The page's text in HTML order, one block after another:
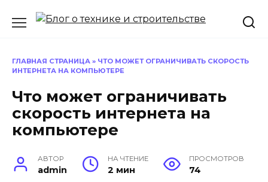
ГЛАВНАЯ СТРАНИЦА » ЧТО МОЖЕТ ОГРАНИЧИВАТЬ СКОРОСТЬ
ИНТЕРНЕТА НА КОМПЬЮТЕРЕ
Что может ограничивать
скорость интернета на
компьютере
АВТОР
admin
НА ЧТЕНИЕ
2 мин
ПРОСМОТРОВ
74